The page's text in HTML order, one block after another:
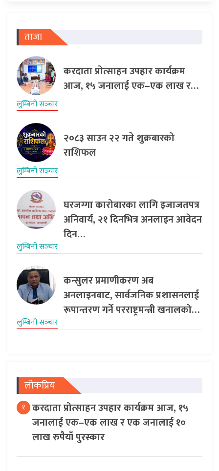
ताजा
करदाता प्रोत्साहन उपहार कार्यक्रम
आज, १५ जनालाई एक–एक लाख र…
लुम्बिनी सञ्‍चार
२०८३ साउन २२ गते शुक्रबारको
राशिफल
लुम्बिनी सञ्‍चार
घरजग्गा कारोबारका लागि इजाजतपत्र
अनिवार्य, २१ दिनभित्र अनलाइन आवेदन
दिन…
लुम्बिनी सञ्‍चार
कन्सुलर प्रमाणीकरण अब
अनलाइनबाट, सार्वजनिक प्रशासनलाई
रूपान्तरण गर्ने परराष्ट्रमन्त्री खनालको…
लुम्बिनी सञ्‍चार
लोकप्रिय
१ करदाता प्रोत्साहन उपहार कार्यक्रम आज, १५
जनालाई एक–एक लाख र एक जनालाई १०
लाख रुपैयाँ पुरस्कार